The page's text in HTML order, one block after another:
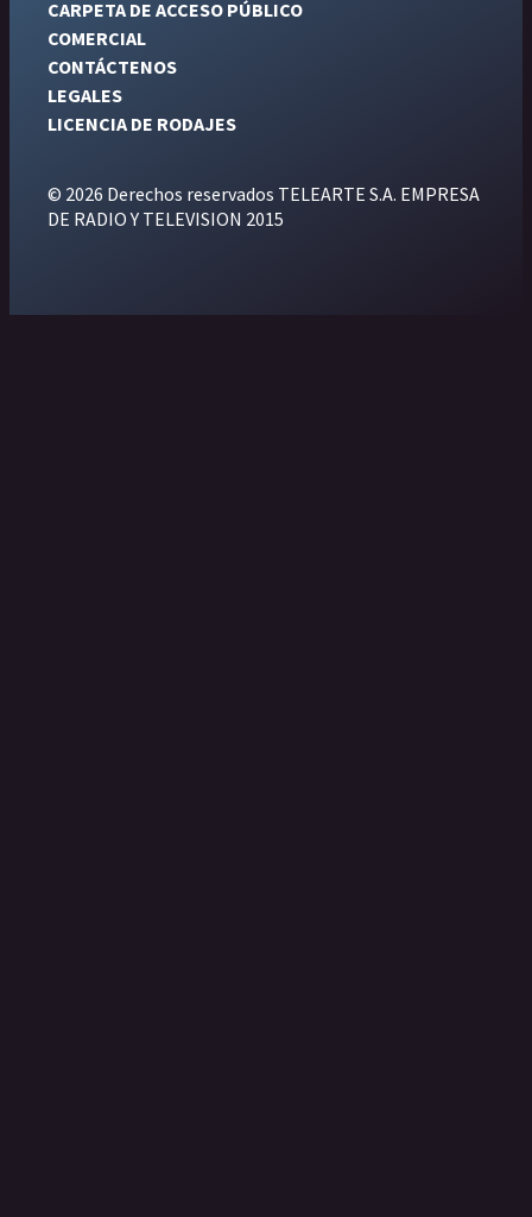
CARPETA DE ACCESO PÚBLICO
COMERCIAL
CONTÁCTENOS
LEGALES
LICENCIA DE RODAJES
© 2026 Derechos reservados TELEARTE S.A. EMPRESA
DE RADIO Y TELEVISION 2015